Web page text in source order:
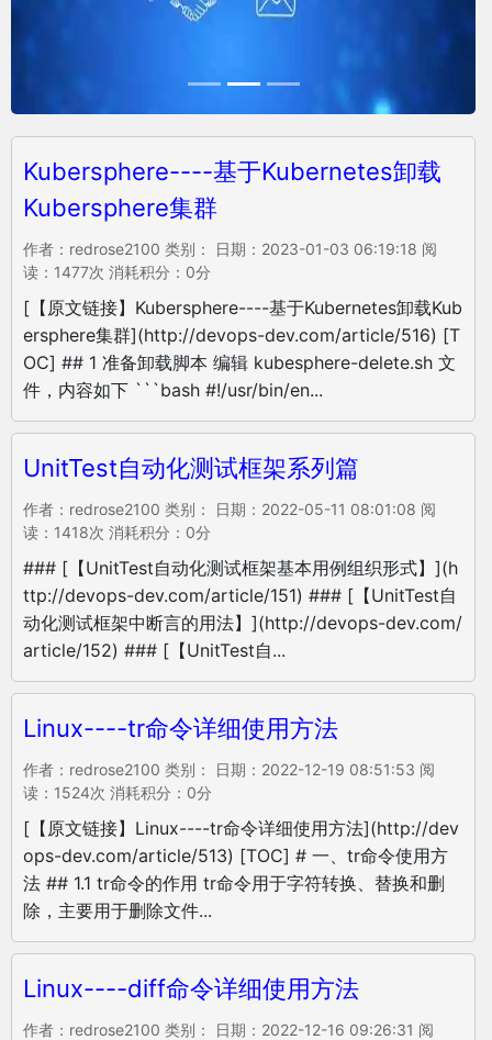
Kubersphere----基于Kubernetes卸载
Kubersphere集群
作者：redrose2100 类别： 日期：2023-01-03 06:19:18 阅
读：1477次 消耗积分：0分
[【原文链接】Kubersphere----基于Kubernetes卸载Kub
ersphere集群](http://devops-dev.com/article/516) [T
OC] ## 1 准备卸载脚本 编辑 kubesphere-delete.sh 文
件，内容如下 ```bash #!/usr/bin/en...
UnitTest自动化测试框架系列篇
作者：redrose2100 类别： 日期：2022-05-11 08:01:08 阅
读：1418次 消耗积分：0分
### [【UnitTest自动化测试框架基本用例组织形式】](h
ttp://devops-dev.com/article/151) ### [【UnitTest自
动化测试框架中断言的用法】](http://devops-dev.com/
article/152) ### [【UnitTest自...
Linux----tr命令详细使用方法
作者：redrose2100 类别： 日期：2022-12-19 08:51:53 阅
读：1524次 消耗积分：0分
[【原文链接】Linux----tr命令详细使用方法](http://dev
ops-dev.com/article/513) [TOC] # 一、tr命令使用方
法 ## 1.1 tr命令的作用 tr命令用于字符转换、替换和删
除，主要用于删除文件...
Linux----diff命令详细使用方法
作者：redrose2100 类别： 日期：2022-12-16 09:26:31 阅